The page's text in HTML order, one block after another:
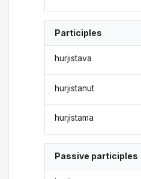
Participles
hurjistava
hurjistanut
hurjistama
Passive participles